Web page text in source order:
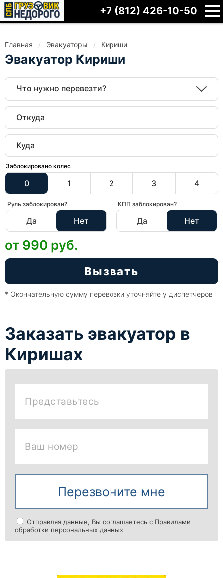
+7 (812) 426-10-50
Главная Эвакуаторы Кириши
Эвакуатор Кириши
Что нужно перевезти?
Заблокировано колес
0 1 2 3 4
Руль заблокирован?
Да Нет
КПП заблокирован?
Да Нет
Вызвать
от 990 руб.
* Окончательную сумму перевозки уточняйте у диспетчеров
Заказать эвакуатор в
Киришах
Представьтесь
Ваш номер
Перезвоните мне
Отправляя данные, Вы соглашаетесь с Правилами
обработки персональных данных